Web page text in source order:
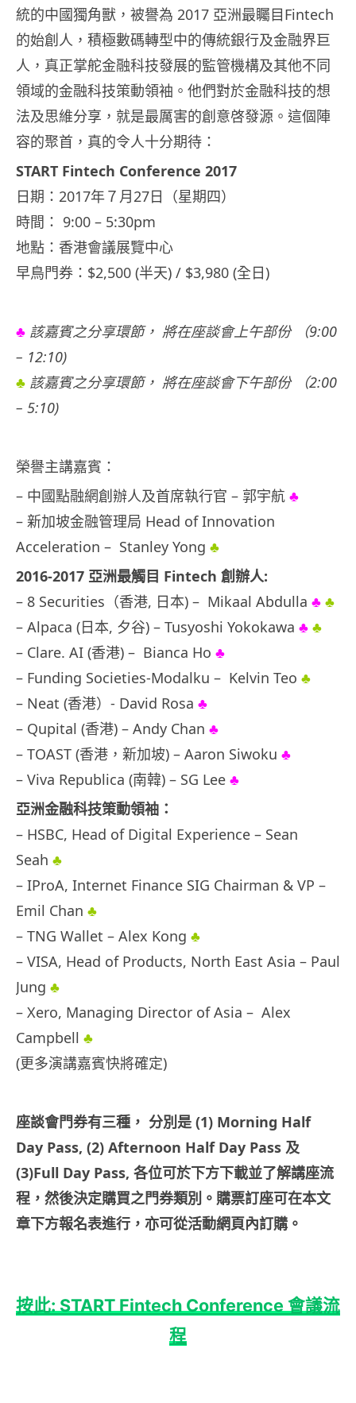
統的中國獨角獸，被譽為 2017 亞洲最矚目Fintech
的始創人，積極數碼轉型中的傳統銀行及金融界巨
人，真正掌舵金融科技發展的監管機構及其他不同
領域的金融科技策動領袖。他們對於金融科技的想
法及思維分享，就是最厲害的創意啓發源。這個陣
容的聚首，真的令人十分期待：
START Fintech Conference 2017
日期：2017年７月27日（星期四）
時間： 9:00 – 5:30pm
地點：香港會議展覽中心
早鳥門券：$2,500 (半天) / $3,980 (全日)
♣ 該嘉賓之分享環節， 將在座談會上午部份 （9:00
– 12:10)
♣ 該嘉賓之分享環節， 將在座談會下午部份 （2:00
– 5:10)
榮譽主講嘉賓：
– 中國點融網創辦人及首席執行官 – 郭宇航 ♣
– 新加坡金融管理局 Head of Innovation
Acceleration – Stanley Yong ♣
2016-2017 亞洲最觸目 Fintech 創辦人:
– 8 Securities（香港, 日本) – Mikaal Abdulla ♣ ♣
– Alpaca (日本, 夕谷) – Tusyoshi Yokokawa ♣ ♣
– Clare. AI (香港) – Bianca Ho ♣
– Funding Societies-Modalku – Kelvin Teo ♣
– Neat (香港）- David Rosa ♣
– Qupital (香港) – Andy Chan ♣
– TOAST (香港，新加坡) – Aaron Siwoku ♣
– Viva Republica (南韓) – SG Lee ♣
亞洲金融科技策動領袖：
– HSBC, Head of Digital Experience – Sean
Seah ♣
– IProA, Internet Finance SIG Chairman & VP –
Emil Chan ♣
– TNG Wallet – Alex Kong ♣
– VISA, Head of Products, North East Asia – Paul
Jung ♣
– Xero, Managing Director of Asia – Alex
Campbell ♣
(更多演講嘉賓快將確定)
座談會門券有三種， 分別是 (1) Morning Half
Day Pass, (2) Afternoon Half Day Pass 及
(3)Full Day Pass, 各位可於下方下載並了解講座流
程，然後決定購買之門券類別。購票訂座可在本文
章下方報名表進行，亦可從活動網頁內訂購。
按此: START Fintech Conference 會議流
程